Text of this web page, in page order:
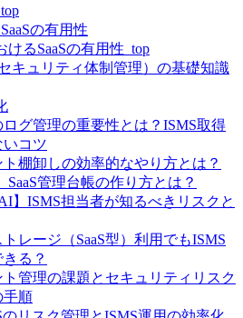
の有用性
けるSaaSの有用性_top
セキュリティ体制管理）の基礎知識
ログ管理の重要性とは？ISMS取得
いコツ
ト棚卸しの効率的なやり方とは？
SaaS管理台帳の作り方とは？
AI】ISMS担当者が知るべきリスクと
レージ（SaaS型）利用でもISMS
る？
ト管理の課題とセキュリティリスク
手順